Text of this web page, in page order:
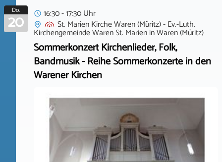
Do.
20
16:30 - 17:30 Uhr
St. Marien Kirche Waren (Müritz) - Ev.-Luth.
Kirchengemeinde Waren St. MarieninWaren (Müritz)
Sommerkonzert Kirchenlieder, Folk,
Bandmusik - Reihe Sommerkonzerte in den
Warener Kirchen